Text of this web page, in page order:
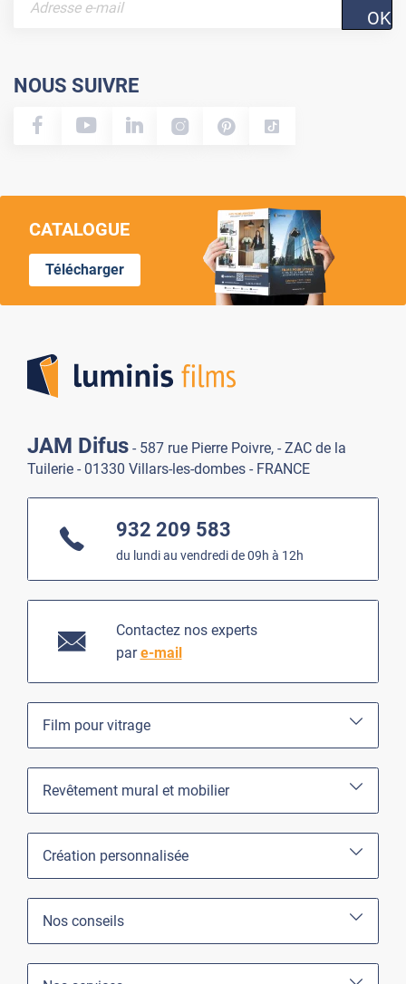
OK
NOUS SUIVRE
CATALOGUE
Télécharger
JAM Difus - 587 rue Pierre Poivre, - ZAC de la
Tuilerie - 01330 Villars-les-dombes - FRANCE
932 209 583
du lundi au vendredi de 09h à 12h
Contactez nos experts
pare-mail
Film pour vitrage
Revêtement mural et mobilier
Création personnalisée
Nos conseils